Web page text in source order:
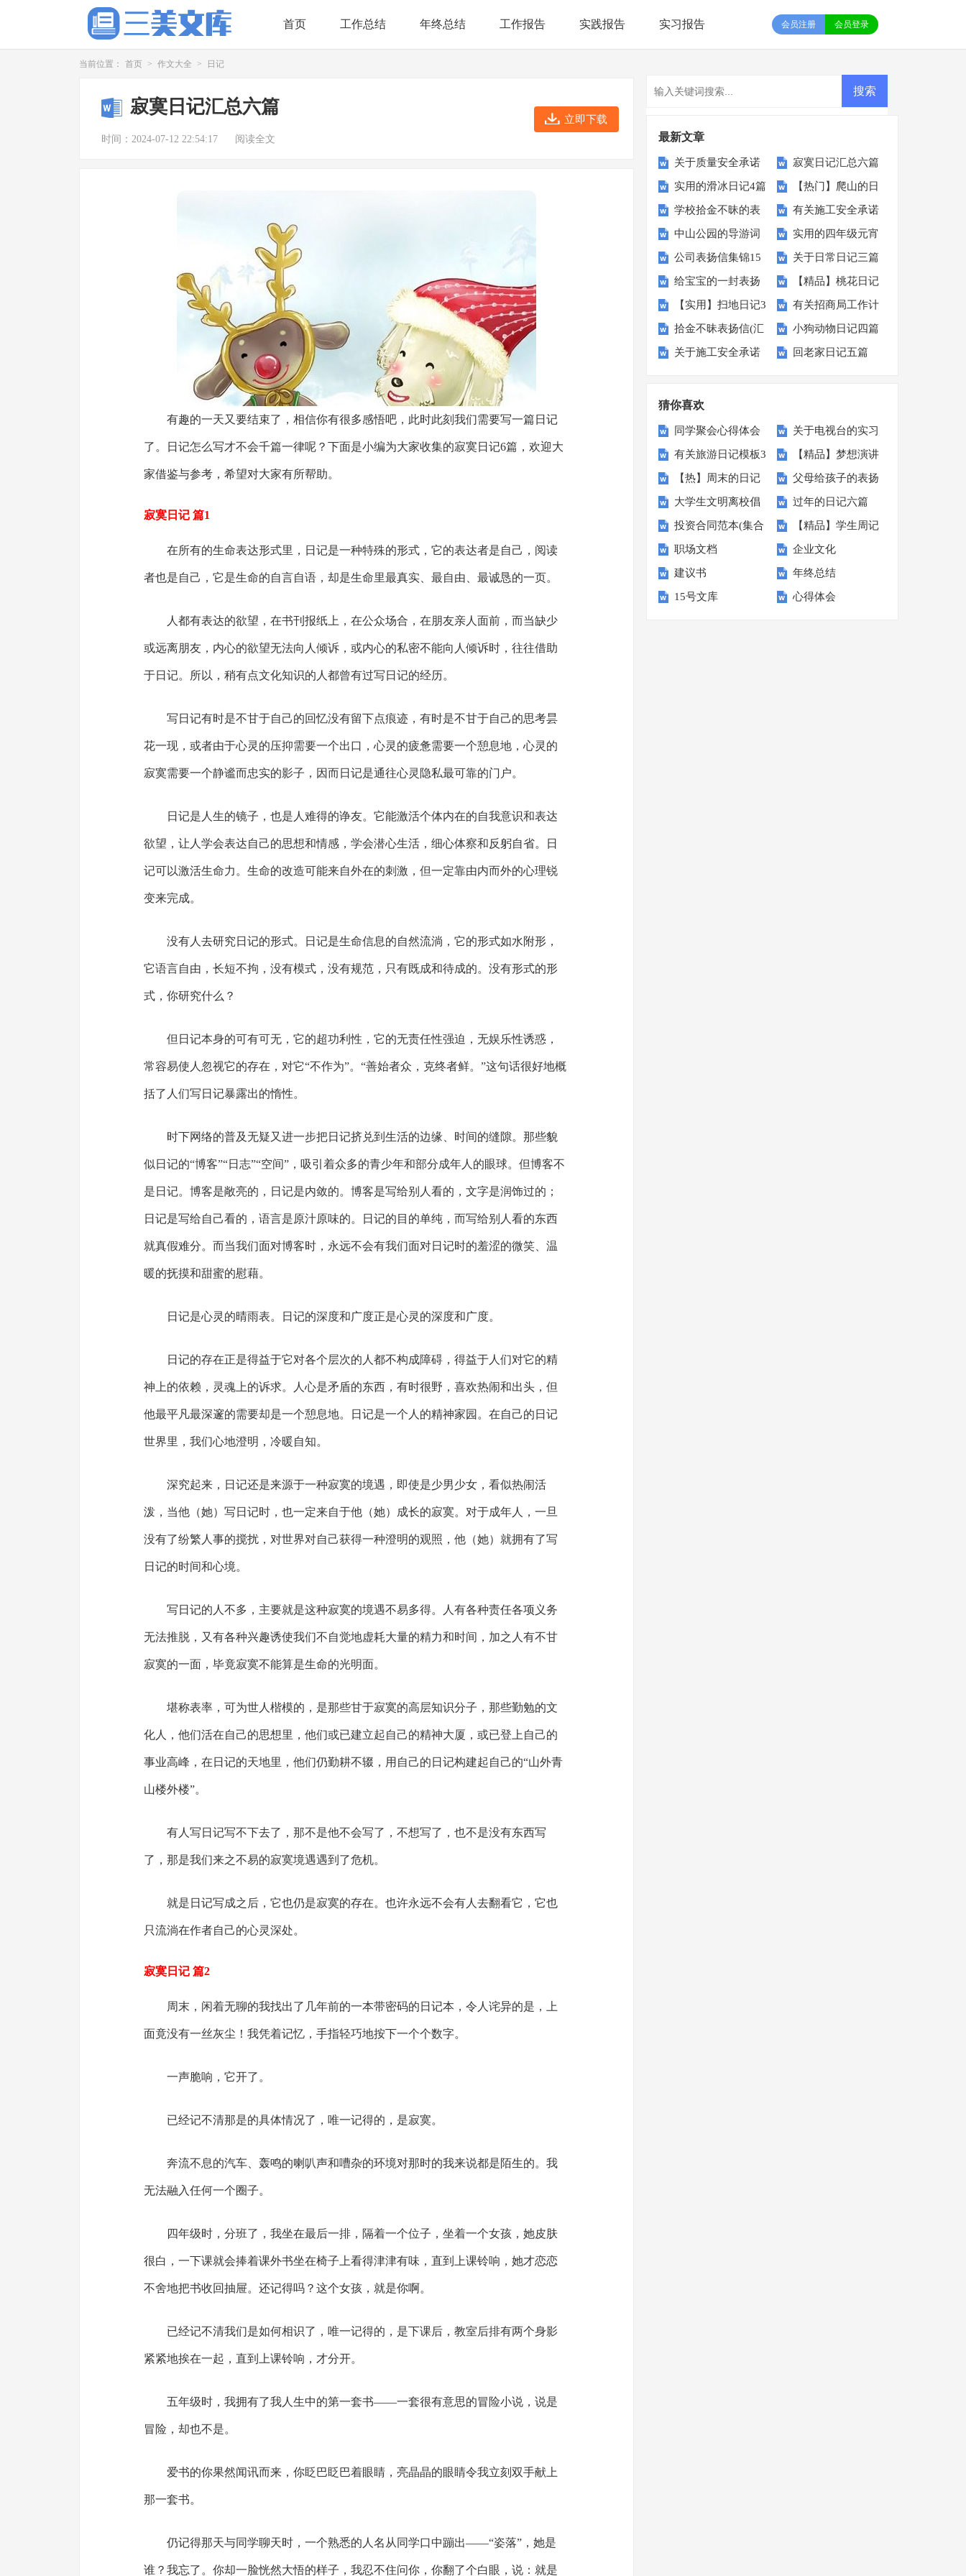
首页 工作总结 年终总结 工作报告 实践报告 实习报告 会员登录
会员注册
当前位置： 首页 > 作文大全 > 日记
寂寞日记汇总六篇
时间：2024-07-12 22:54:17 阅读全文
立即下载
有趣的一天又要结束了，相信你有很多感悟吧，此时此刻我们需要写一篇日记
了。日记怎么写才不会千篇一律呢？下面是小编为大家收集的寂寞日记6篇，欢迎大
家借鉴与参考，希望对大家有所帮助。
寂寞日记 篇1
在所有的生命表达形式里，日记是一种特殊的形式，它的表达者是自己，阅读
者也是自己，它是生命的自言自语，却是生命里最真实、最自由、最诚恳的一页。
人都有表达的欲望，在书刊报纸上，在公众场合，在朋友亲人面前，而当缺少
或远离朋友，内心的欲望无法向人倾诉，或内心的私密不能向人倾诉时，往往借助
于日记。所以，稍有点文化知识的人都曾有过写日记的经历。
写日记有时是不甘于自己的回忆没有留下点痕迹，有时是不甘于自己的思考昙
花一现，或者由于心灵的压抑需要一个出口，心灵的疲惫需要一个憩息地，心灵的
寂寞需要一个静谧而忠实的影子，因而日记是通往心灵隐私最可靠的门户。
日记是人生的镜子，也是人难得的诤友。它能激活个体内在的自我意识和表达
欲望，让人学会表达自己的思想和情感，学会潜心生活，细心体察和反躬自省。日
记可以激活生命力。生命的改造可能来自外在的刺激，但一定靠由内而外的心理锐
变来完成。
没有人去研究日记的形式。日记是生命信息的自然流淌，它的形式如水附形，
它语言自由，长短不拘，没有模式，没有规范，只有既成和待成的。没有形式的形
式，你研究什么？
但日记本身的可有可无，它的超功利性，它的无责任性强迫，无娱乐性诱惑，
常容易使人忽视它的存在，对它“不作为”。“善始者众，克终者鲜。”这句话很好地概
括了人们写日记暴露出的惰性。
时下网络的普及无疑又进一步把日记挤兑到生活的边缘、时间的缝隙。那些貌
似日记的“博客”“日志”“空间”，吸引着众多的青少年和部分成年人的眼球。但博客不
是日记。博客是敞亮的，日记是内敛的。博客是写给别人看的，文字是润饰过的；
日记是写给自己看的，语言是原汁原味的。日记的目的单纯，而写给别人看的东西
就真假难分。而当我们面对博客时，永远不会有我们面对日记时的羞涩的微笑、温
暖的抚摸和甜蜜的慰藉。
日记是心灵的晴雨表。日记的深度和广度正是心灵的深度和广度。
日记的存在正是得益于它对各个层次的人都不构成障碍，得益于人们对它的精
神上的依赖，灵魂上的诉求。人心是矛盾的东西，有时很野，喜欢热闹和出头，但
他最平凡最深邃的需要却是一个憩息地。日记是一个人的精神家园。在自己的日记
世界里，我们心地澄明，冷暖自知。
深究起来，日记还是来源于一种寂寞的境遇，即使是少男少女，看似热闹活
泼，当他（她）写日记时，也一定来自于他（她）成长的寂寞。对于成年人，一旦
没有了纷繁人事的搅扰，对世界对自己获得一种澄明的观照，他（她）就拥有了写
日记的时间和心境。
写日记的人不多，主要就是这种寂寞的境遇不易多得。人有各种责任各项义务
无法推脱，又有各种兴趣诱使我们不自觉地虚耗大量的精力和时间，加之人有不甘
寂寞的一面，毕竟寂寞不能算是生命的光明面。
堪称表率，可为世人楷模的，是那些甘于寂寞的高层知识分子，那些勤勉的文
化人，他们活在自己的思想里，他们或已建立起自己的精神大厦，或已登上自己的
事业高峰，在日记的天地里，他们仍勤耕不辍，用自己的日记构建起自己的“山外青
山楼外楼”。
有人写日记写不下去了，那不是他不会写了，不想写了，也不是没有东西写
了，那是我们来之不易的寂寞境遇遇到了危机。
就是日记写成之后，它也仍是寂寞的存在。也许永远不会有人去翻看它，它也
只流淌在作者自己的心灵深处。
寂寞日记 篇2
周末，闲着无聊的我找出了几年前的一本带密码的日记本，令人诧异的是，上
面竟没有一丝灰尘！我凭着记忆，手指轻巧地按下一个个数字。
一声脆响，它开了。
已经记不清那是的具体情况了，唯一记得的，是寂寞。
奔流不息的汽车、轰鸣的喇叭声和嘈杂的环境对那时的我来说都是陌生的。我
无法融入任何一个圈子。
四年级时，分班了，我坐在最后一排，隔着一个位子，坐着一个女孩，她皮肤
很白，一下课就会捧着课外书坐在椅子上看得津津有味，直到上课铃响，她才恋恋
不舍地把书收回抽屉。还记得吗？这个女孩，就是你啊。
已经记不清我们是如何相识了，唯一记得的，是下课后，教室后排有两个身影
紧紧地挨在一起，直到上课铃响，才分开。
五年级时，我拥有了我人生中的第一套书——一套很有意思的冒险小说，说是
冒险，却也不是。
爱书的你果然闻讯而来，你眨巴眨巴着眼睛，亮晶晶的眼睛令我立刻双手献上
那一套书。
仍记得那天与同学聊天时，一个熟悉的人名从同学口中蹦出——“姿落”，她是
谁？我忘了。你却一脸恍然大悟的样子，我忍不住问你，你翻了个白眼，说：就是
最新文章
关于质量安全承诺
书锦集七篇
寂寞日记汇总六篇
实用的滑冰日记4篇 【热门】爬山的日
记3篇
学校拾金不昧的表
扬信15篇
有关施工安全承诺
书范文集锦5篇
中山公园的导游词 实用的四年级元宵
作文汇编5篇
公司表扬信集锦15
篇
关于日常日记三篇
给宝宝的一封表扬
信
【精品】桃花日记
四篇
【实用】扫地日记3
篇
有关招商局工作计
划四篇
拾金不昧表扬信(汇
编14篇)
小狗动物日记四篇
关于施工安全承诺 回老家日记五篇
猜你喜欢
同学聚会心得体会 关于电视台的实习
报告十篇
有关旅游日记模板3
篇
【精品】梦想演讲
稿3篇
【热】周末的日记 父母给孩子的表扬
信
大学生文明离校倡
议书范文汇编六篇
过年的日记六篇
投资合同范本(集合
15篇)
【精品】学生周记
锦集9篇
职场文档 企业文化
建议书 年终总结
15号文库 心得体会